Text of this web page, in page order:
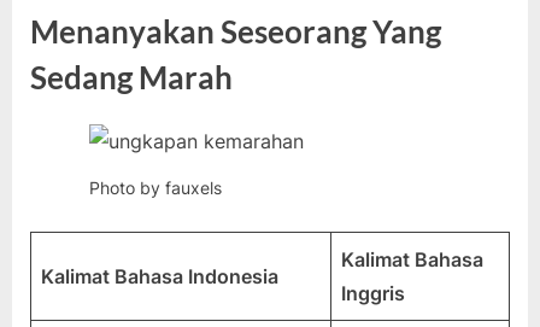
Menanyakan Seseorang Yang
Sedang Marah
Photo by fauxels
Kalimat Bahasa Indonesia
Kalimat Bahasa
Inggris